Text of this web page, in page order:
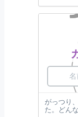
がっつり
た。どん